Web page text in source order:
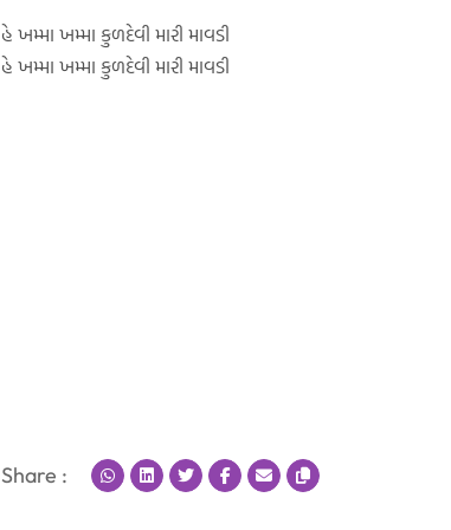
હે ખમ્મા ખમ્મા કુળદેવી મારી માવડી
હે ખમ્મા ખમ્મા કુળદેવી મારી માવડી
Share :